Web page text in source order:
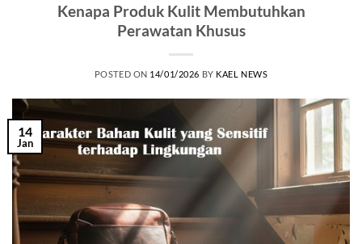
Kenapa Produk Kulit Membutuhkan
Perawatan Khusus
POSTED ON 14/01/2026 BY KAEL NEWS
14
Jan